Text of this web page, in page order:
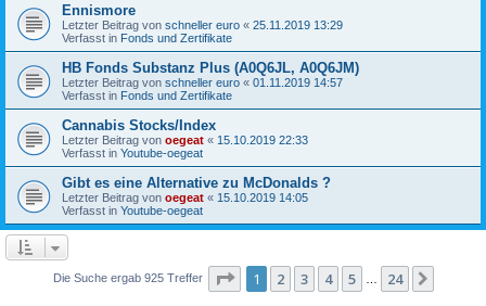
Ennismore
Letzter Beitrag von schneller euro « 25.11.2019 13:29
Verfasst in Fonds und Zertifikate
HB Fonds Substanz Plus (A0Q6JL, A0Q6JM)
Letzter Beitrag von schneller euro « 01.11.2019 14:57
Verfasst in Fonds und Zertifikate
Cannabis Stocks/Index
Letzter Beitrag von oegeat « 15.10.2019 22:33
Verfasst in Youtube-oegeat
Gibt es eine Alternative zu McDonalds ?
Letzter Beitrag von oegeat « 15.10.2019 14:05
Verfasst in Youtube-oegeat
Die Suche ergab 925 Treffer Seite 1von 24
1 2 3 4 5 24